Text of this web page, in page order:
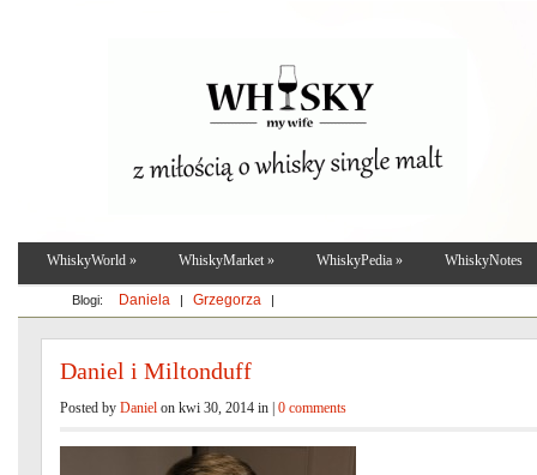
Blogi: Daniela | Grzegorza |
WhiskyWorld » WhiskyMarket » WhiskyPedia » WhiskyNotes
Daniel i Miltonduff
Posted by Daniel on kwi 30, 2014 in | 0 comments